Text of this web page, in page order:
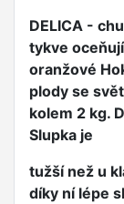
DELICA -
tykve
oranžové
plody se
kolem 2 kg.
Slupka je
tužší než u
díky ní lépe